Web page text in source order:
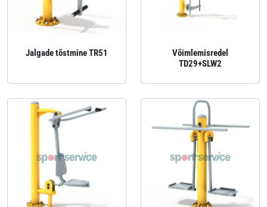
Jalgade tõstmine TR51
Võimlemisredel
TD29+SLW2